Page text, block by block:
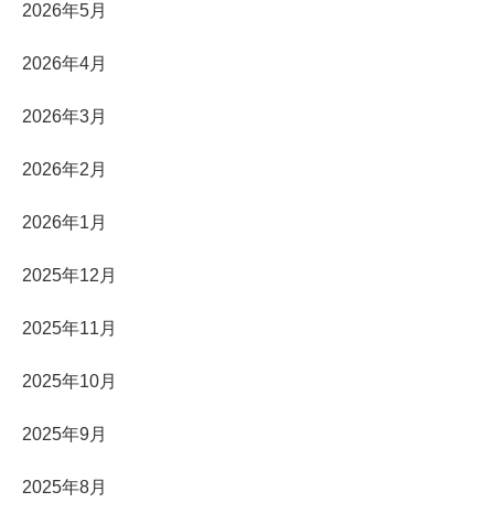
2026年5月
2026年4月
2026年3月
2026年2月
2026年1月
2025年12月
2025年11月
2025年10月
2025年9月
2025年8月